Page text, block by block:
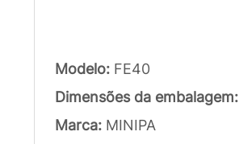
Modelo: FE40
Dimensões da embalagem:
Marca: MINIPA